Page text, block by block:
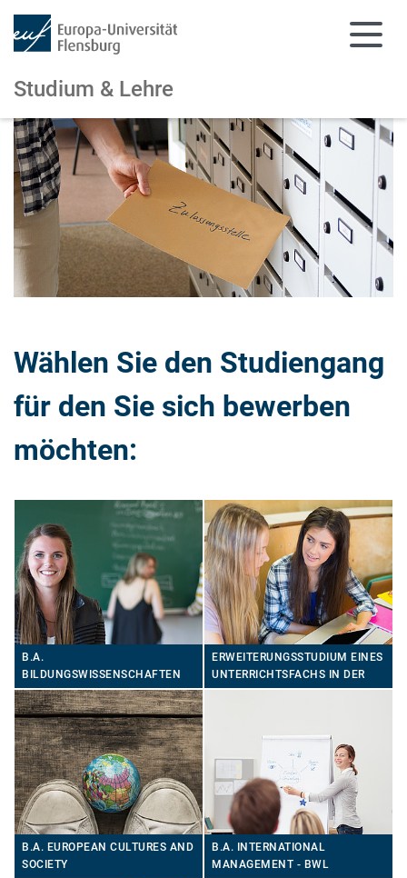
Zum Hauptinhalt springen
Zur Navigation springen
Studium & Lehre
Wählen Sie den Studiengang
für den Sie sich bewerben
möchten:
B.A.
BILDUNGSWISSENSCHAFTEN
ERWEITERUNGSSTUDIUM EINES
UNTERRICHTSFACHS IN DER
ERSTEN NIVEAUSTUFE
B.A. EUROPEAN CULTURES AND
SOCIETY
B.A. INTERNATIONAL
MANAGEMENT - BWL